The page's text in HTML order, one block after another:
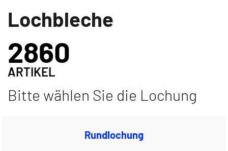
Lochbleche
3180
ARTIKEL
Bitte wählen Sie die Lochung
Rundlochung